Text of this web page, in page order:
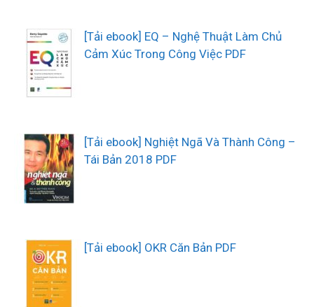
[Tải ebook] EQ – Nghệ Thuật Làm Chủ
Cảm Xúc Trong Công Việc PDF
[Tải ebook] Nghiệt Ngã Và Thành Công –
Tái Bản 2018 PDF
[Tải ebook] OKR Căn Bản PDF